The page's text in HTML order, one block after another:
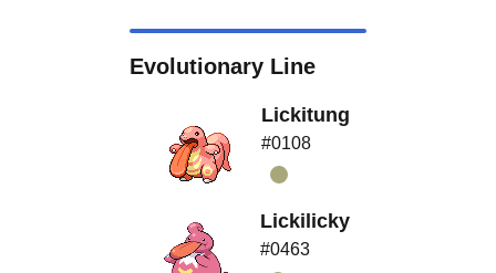
Evolutionary Line
Lickitung
#0108
Lickilicky
#0463